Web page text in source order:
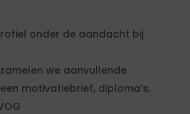
onder de aandacht bij
we aanvullende
motivatiebrief, diploma’s,